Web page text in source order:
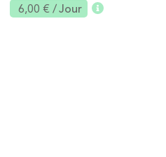
6,00 € / Jour